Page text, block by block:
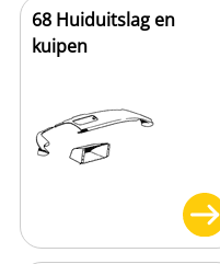
68 Huiduitslag en
kuipen